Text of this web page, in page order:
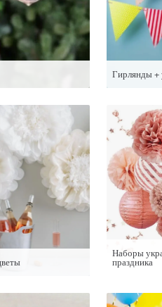
Гирлянды +
Наборы
праздника